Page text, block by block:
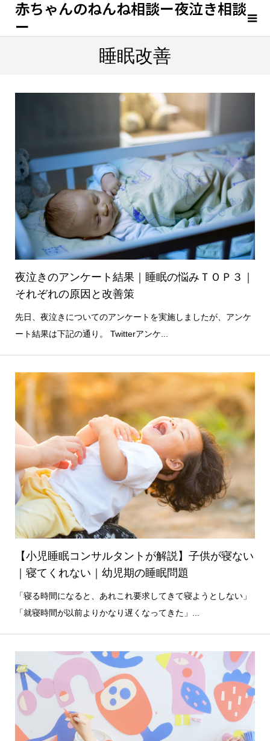
赤ちゃんのねんね相談ー夜泣き相談
ー
睡眠改善
夜泣きのアンケート結果｜睡眠の悩みＴＯＰ３｜
それぞれの原因と改善策
先日、夜泣きについてのアンケートを実施しましたが、アンケ
ート結果は下記の通り。 Twitterアンケ...
【小児睡眠コンサルタントが解説】子供が寝ない
｜寝てくれない｜幼児期の睡眠問題
「寝る時間になると、あれこれ要求してきて寝ようとしない」
「就寝時間が以前よりかなり遅くなってきた」...